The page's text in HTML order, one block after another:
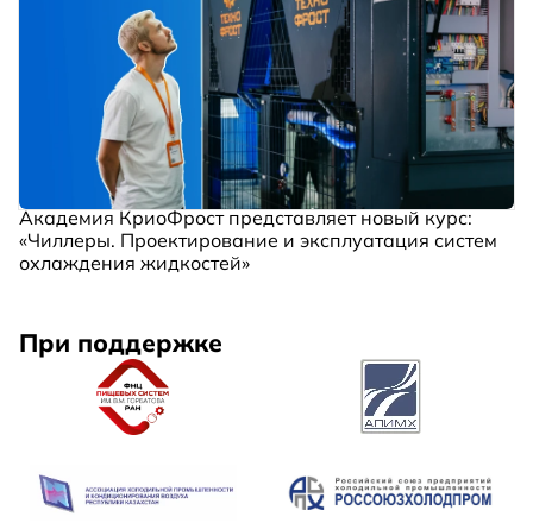
Академия КриоФрост представляет новый курс:
«Чиллеры. Проектирование и эксплуатация систем
охлаждения жидкостей»
При поддержке